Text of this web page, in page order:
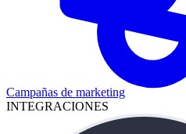
Campañas de marketing
INTEGRACIONES